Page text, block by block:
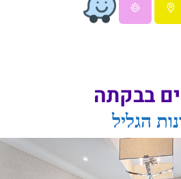
בבקתה
הגליל